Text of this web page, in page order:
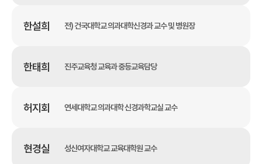
한설희 전) 건국대학교 의과대학신경과 교수 및 병원장
한태희 진주교육청 교육과 중등교육담당
허지회 연세대학교 의과대학 신경과학교실 교수
현경실 성신여자대학교 교육대학원 교수